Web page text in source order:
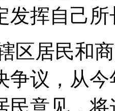
发挥自己所
区居民和
争议，从